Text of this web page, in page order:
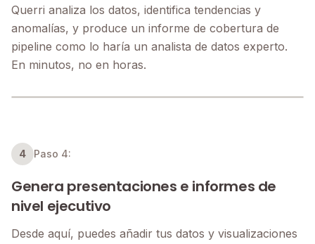
Querri analiza los datos, identifica tendencias y
anomalías, y produce un informe de cobertura de
pipeline como lo haría un analista de datos experto.
En minutos, no en horas.
4 Paso 4:
Genera presentaciones e informes de
nivel ejecutivo
Desde aquí, puedes añadir tus datos y visualizaciones